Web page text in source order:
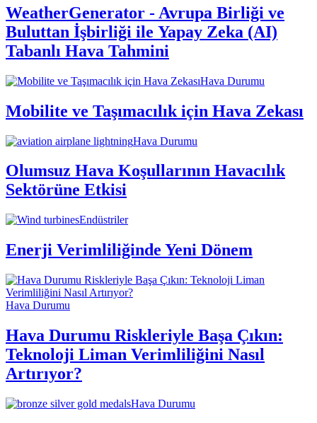
WeatherGenerator - Avrupa Birliği ve
Buluttan İşbirliği ile Yapay Zeka (AI)
Tabanlı Hava Tahmini
Hava Durumu
Mobilite ve Taşımacılık için Hava Zekası
Hava Durumu
Olumsuz Hava Koşullarının Havacılık
Sektörüne Etkisi
Endüstriler
Enerji Verimliliğinde Yeni Dönem
Hava Durumu
Hava Durumu Riskleriyle Başa Çıkın:
Teknoloji Liman Verimliliğini Nasıl
Artırıyor?
Hava Durumu